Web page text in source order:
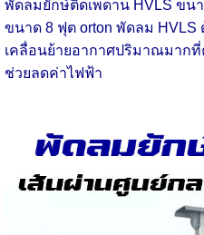
พัดลมยักษ์ติดเพดาน HVLS ขน
ขนาด 8 ฟุต orton พัดลม
เคลื่อนย้ายอากาศปริมาณมากที่
ช่วยลดค่าไฟฟ้า